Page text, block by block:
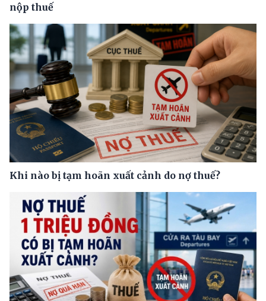
nộp thuế
Khi nào bị tạm hoãn xuất cảnh do nợ thuế?